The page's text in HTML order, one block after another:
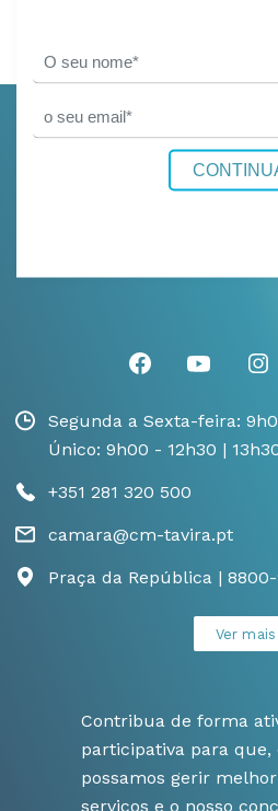
Segunda a Sexta-feira:
Único: 9h00 - 12h30 |
+351 281 320 500
camara@cm-tavira.pt
Praça da República |
Ver mais
Contribua de forma
participativa para que,
possamos gerir melhor
serviços e o nosso